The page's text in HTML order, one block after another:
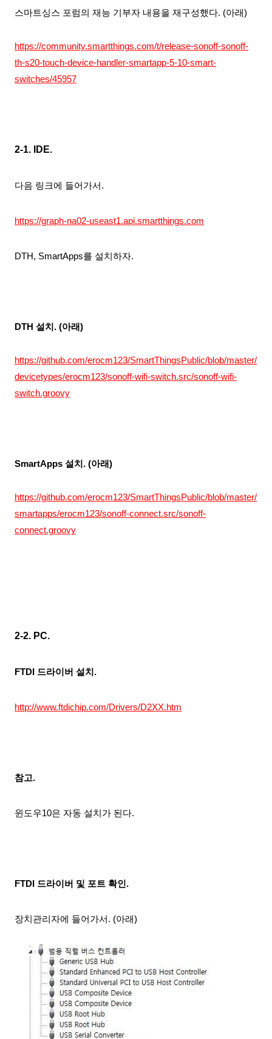
스마트싱스 포럼의 재능 기부자 내용을 재구성했다. (아래)
https://community.smartthings.com/t/release-sonoff-sonoff-
th-s20-touch-device-handler-smartapp-5-10-smart-
switches/45957
2-1. IDE.
다음 링크에 들어가서.
https://graph-na02-useast1.api.smartthings.com
DTH, SmartApps를 설치하자.
DTH 설치. (아래)
https://github.com/erocm123/SmartThingsPublic/blob/master/
devicetypes/erocm123/sonoff-wifi-switch.src/sonoff-wifi-
switch.groovy
SmartApps 설치. (아래)
https://github.com/erocm123/SmartThingsPublic/blob/master/
smartapps/erocm123/sonoff-connect.src/sonoff-
connect.groovy
2-2. PC.
FTDI 드라이버 설치.
http://www.ftdichip.com/Drivers/D2XX.htm
참고.
윈도우10은 자동 설치가 된다.
FTDI 드라이버 및 포트 확인.
장치관리자에 들어가서. (아래)